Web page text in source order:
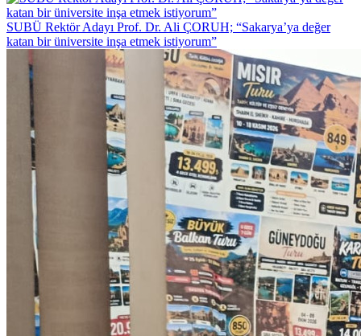
SUBÜ Rektör Adayı Prof. Dr. Ali ÇORUH; “Sakarya’ya değer
katan bir üniversite inşa etmek istiyorum”